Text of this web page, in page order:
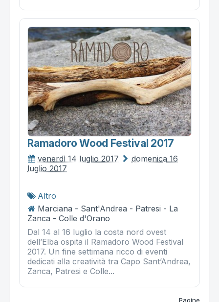
Ramadoro Wood Festival 2017
venerdì 14 luglio 2017
domenica 16
luglio 2017
Altro
Marciana - Sant'Andrea - Patresi - La
Zanca - Colle d'Orano
Dal 14 al 16 luglio la costa nord ovest
dell’Elba ospita il Ramadoro Wood Festival
2017. Un fine settimana ricco di eventi
dedicati alla creatività tra Capo Sant’Andrea,
Zanca, Patresi e Colle...
Pagine